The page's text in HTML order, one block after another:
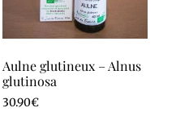
Aulne glutineux – Alnus
glutinosa
30.90€